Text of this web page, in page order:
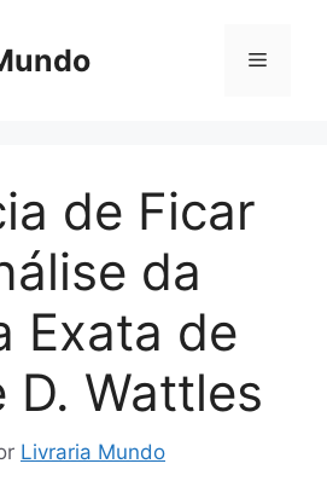
Menu
de Ficar
da
Exata de
D. Wattles
Livraria Mundo